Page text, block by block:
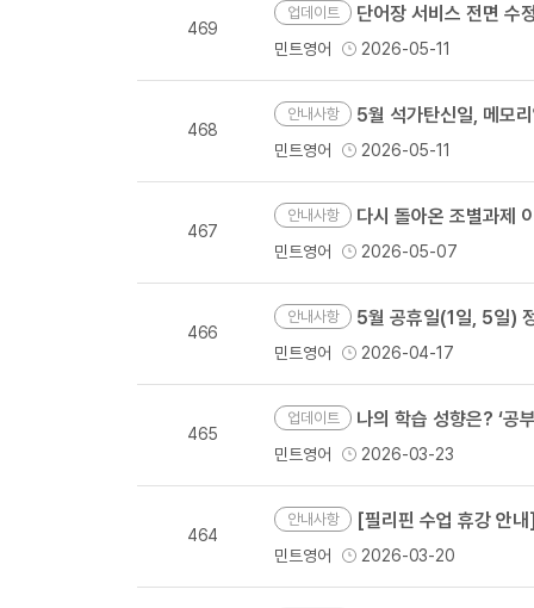
469
업데이트 단어장 서비스 전면 수
민트영어 2026-05-11
468
안내사항 5월 석가탄신일, 메모
민트영어 2026-05-11
467
안내사항 다시 돌아온 조별과제
민트영어 2026-05-07
466
안내사항 5월 공휴일(1일, 5일)
민트영어 2026-04-17
465
업데이트 나의 학습 성향은? ‘공
민트영어 2026-03-23
464
안내사항 [필리핀 수업 휴강 안내] 부활절
민트영어 2026-03-20